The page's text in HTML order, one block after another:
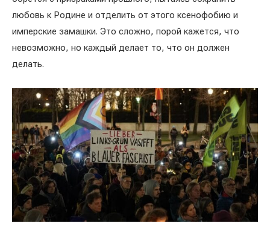
любовь к Родине и отделить от этого ксенофобию и
имперские замашки. Это сложно, порой кажется, что
невозможно, но каждый делает то, что он должен
делать.